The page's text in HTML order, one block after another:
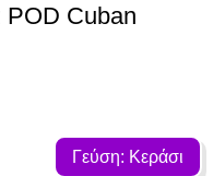
POD Cuban
Γεύση: Κεράσι